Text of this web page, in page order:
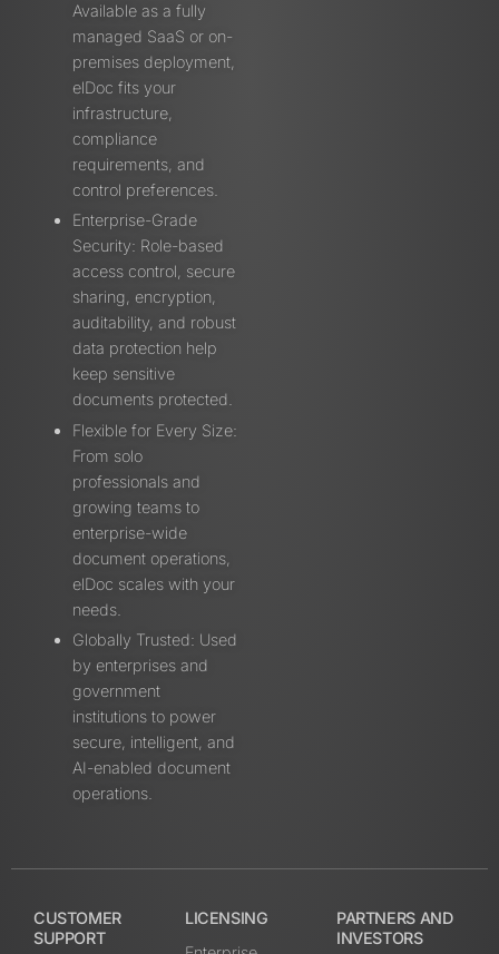
Available as a fully
managed SaaS or on-
premises deployment,
elDoc fits your
infrastructure,
compliance
requirements, and
control preferences.
Enterprise-Grade
Security: Role-based
access control, secure
sharing, encryption,
auditability, and robust
data protection help
keep sensitive
documents protected.
Flexible for Every Size:
From solo
professionals and
growing teams to
enterprise-wide
document operations,
elDoc scales with your
needs.
Globally Trusted: Used
by enterprises and
government
institutions to power
secure, intelligent, and
AI-enabled document
operations.
CUSTOMER
SUPPORT
LICENSING
PARTNERS AND
INVESTORS